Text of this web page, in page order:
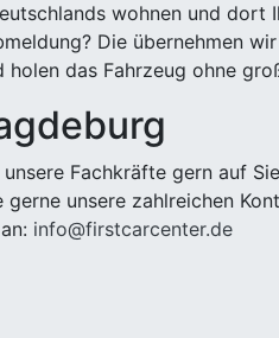
wohnen und dort
Die übernehmen
das Fahrzeug ohne
Fachkräfte gern auf
unsere zahlreichen
info@firstcarcenter.de